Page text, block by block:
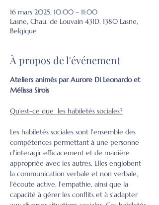
16 mars 2025, 10:00 – 11:00
Lasne, Chau. de Louvain 431D, 1380 Lasne,
Belgique
À propos de l'événement
Ateliers animés par Aurore Di Leonardo et
Mélissa Sirois
Qu’est-ce que  les habiletés sociales?
Les habiletés sociales sont l'ensemble des
compétences permettant à une personne
d'interagir efficacement et de manière
appropriée avec les autres. Elles englobent
la communication verbale et non verbale,
l'écoute active, l'empathie, ainsi que la
capacité à gérer les conflits et à s'adapter